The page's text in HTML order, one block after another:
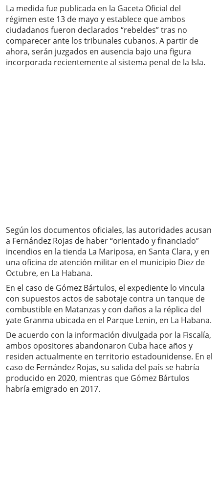
La medida fue publicada en la Gaceta Oficial del
régimen este 13 de mayo y establece que ambos
ciudadanos fueron declarados “rebeldes” tras no
comparecer ante los tribunales cubanos. A partir de
ahora, serán juzgados en ausencia bajo una figura
incorporada recientemente al sistema penal de la Isla.
Según los documentos oficiales, las autoridades acusan
a Fernández Rojas de haber “orientado y financiado”
incendios en la tienda La Mariposa, en Santa Clara, y en
una oficina de atención militar en el municipio Diez de
Octubre, en La Habana.
En el caso de Gómez Bártulos, el expediente lo vincula
con supuestos actos de sabotaje contra un tanque de
combustible en Matanzas y con daños a la réplica del
yate Granma ubicada en el Parque Lenin, en La Habana.
De acuerdo con la información divulgada por la Fiscalía,
ambos opositores abandonaron Cuba hace años y
residen actualmente en territorio estadounidense. En el
caso de Fernández Rojas, su salida del país se habría
producido en 2020, mientras que Gómez Bártulos
habría emigrado en 2017.